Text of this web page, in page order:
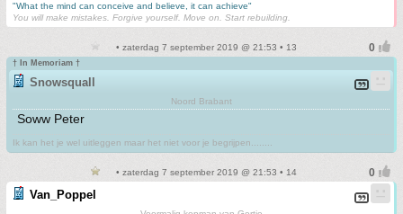
"What the mind can conceive and believe, it can achieve"
You will make mistakes. Forgive yourself. Move on. Start rebuilding.
• zaterdag 7 september 2019 @ 21:53 • 13
† In Memoriam †
Snowsquall
Noord Brabant
Soww Peter
Ik kan het je wel uitleggen maar het niet voor je begrijpen........
• zaterdag 7 september 2019 @ 21:53 • 14
Van_Poppel